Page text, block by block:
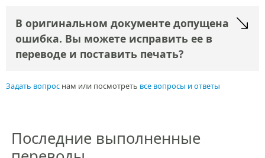
В оригинальном документе допущена
ошибка. Вы можете исправить ее в
переводе и поставить печать?
Задать вопроснам или посмотреть все вопросы и ответы
Последние выполненные